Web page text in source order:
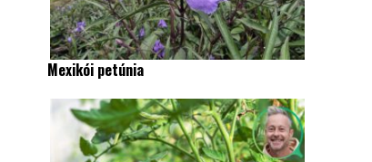
Mexikói petúnia